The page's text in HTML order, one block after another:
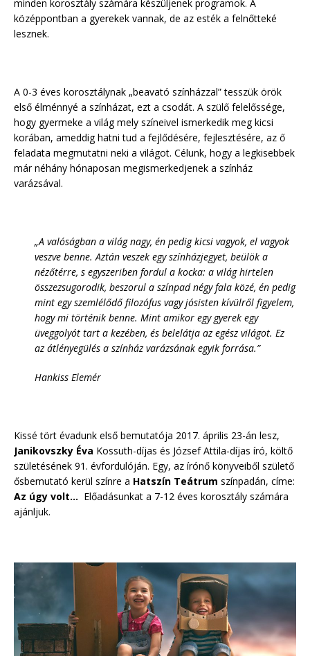
minden korosztály számára készüljenek programok. A
középpontban a gyerekek vannak, de az esték a felnőtteké
lesznek.
A 0-3 éves korosztálynak „beavató színházzal” tesszük örök
első élménnyé a színházat, ezt a csodát. A szülő felelőssége,
hogy gyermeke a világ mely színeivel ismerkedik meg kicsi
korában, ameddig hatni tud a fejlődésére, fejlesztésére, az ő
feladata megmutatni neki a világot. Célunk, hogy a legkisebbek
már néhány hónaposan megismerkedjenek a színház
varázsával.
„A valóságban a világ nagy, én pedig kicsi vagyok, el vagyok
veszve benne. Aztán veszek egy színházjegyet, beülök a
nézőtérre, s egyszeriben fordul a kocka: a világ hirtelen
összezsugorodik, beszorul a színpad négy fala közé, én pedig
mint egy szemlélődő filozófus vagy jósisten kívülről figyelem,
hogy mi történik benne. Mint amikor egy gyerek egy
üveggolyót tart a kezében, és belelátja az egész világot. Ez
az átlényegülés a színház varázsának egyik forrása.”
Hankiss Elemér
Kissé tört évadunk első bemutatója 2017. április 23-án lesz,
Janikovszky Éva Kossuth-díjas és József Attila-díjas író, költő
születésének 91. évfordulóján. Egy, az írónő könyveiből születő
ősbemutató kerül színre a Hatszín Teátrum színpadán, címe:
Az úgy volt… Előadásunkat a 7-12 éves korosztály számára
ajánljuk.